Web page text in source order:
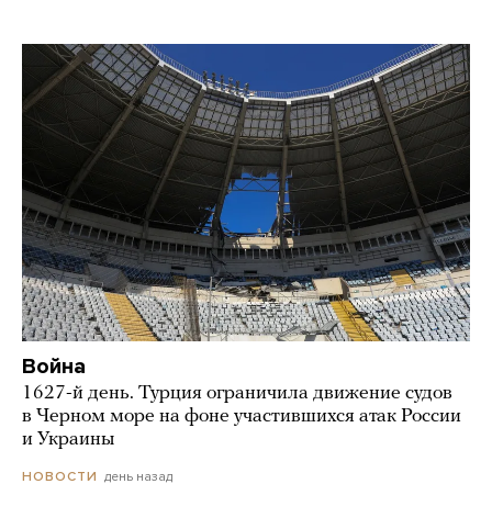
Война
1627-й день. Турция ограничила движение судов
в Черном море на фоне участившихся атак России
и Украины
НОВОСТИ день назад